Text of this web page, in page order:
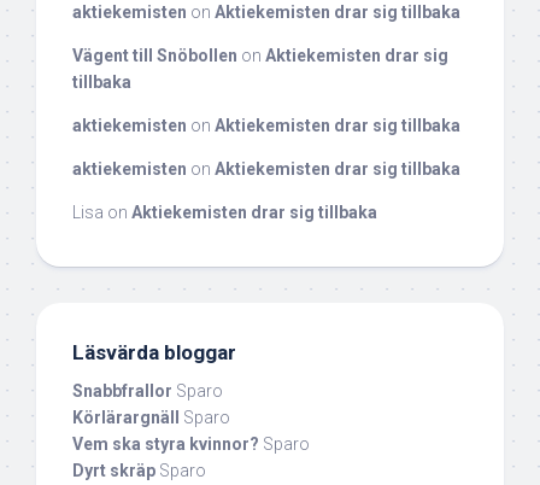
aktiekemisten on Aktiekemisten drar sig tillbaka
Vägent till Snöbollen on Aktiekemisten drar sig
tillbaka
aktiekemisten on Aktiekemisten drar sig tillbaka
aktiekemisten on Aktiekemisten drar sig tillbaka
Lisa on Aktiekemisten drar sig tillbaka
Läsvärda bloggar
Snabbfrallor Sparo
Körlärargnäll
Sparo
Vem ska styra kvinnor? Sparo
Dyrt skräp Sparo